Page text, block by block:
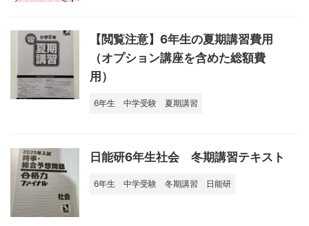
【閲覧注意】6年生の夏期講習費用
（オプション講座を含めた総額費
用）
6年生 中学受験 夏期講習
日能研6年生社会 冬期講習テキスト
6年生 中学受験 冬期講習 日能研